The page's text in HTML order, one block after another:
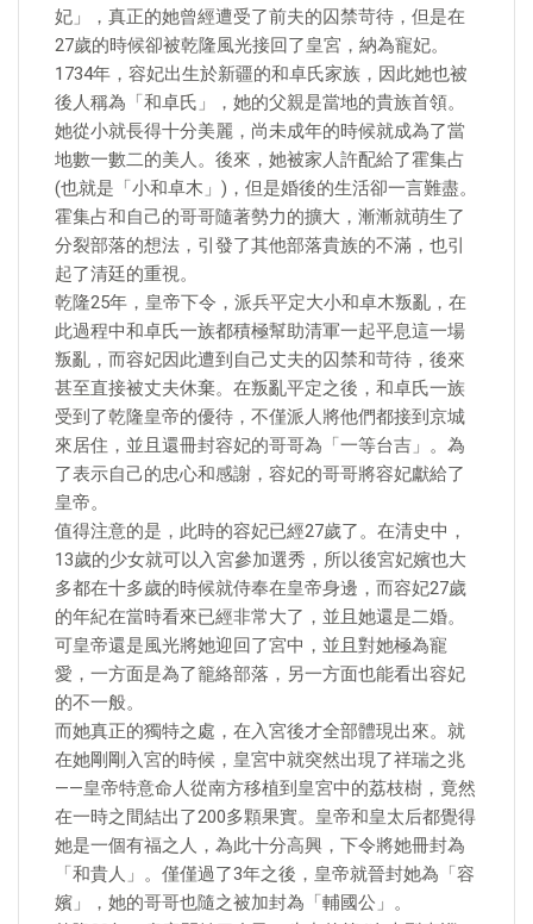
妃」，真正的她曾經遭受了前夫的囚禁苛待，但是在
27歲的時候卻被乾隆風光接回了皇宮，納為寵妃。
1734年，容妃出生於新疆的和卓氏家族，因此她也被
後人稱為「和卓氏」，她的父親是當地的貴族首領。
她從小就長得十分美麗，尚未成年的時候就成為了當
地數一數二的美人。後來，她被家人許配給了霍集占
(也就是「小和卓木」)，但是婚後的生活卻一言難盡。
霍集占和自己的哥哥隨著勢力的擴大，漸漸就萌生了
分裂部落的想法，引發了其他部落貴族的不滿，也引
起了清廷的重視。
乾隆25年，皇帝下令，派兵平定大小和卓木叛亂，在
此過程中和卓氏一族都積極幫助清軍一起平息這一場
叛亂，而容妃因此遭到自己丈夫的囚禁和苛待，後來
甚至直接被丈夫休棄。在叛亂平定之後，和卓氏一族
受到了乾隆皇帝的優待，不僅派人將他們都接到京城
來居住，並且還冊封容妃的哥哥為「一等台吉」。為
了表示自己的忠心和感謝，容妃的哥哥將容妃獻給了
皇帝。
值得注意的是，此時的容妃已經27歲了。在清史中，
13歲的少女就可以入宮參加選秀，所以後宮妃嬪也大
多都在十多歲的時候就侍奉在皇帝身邊，而容妃27歲
的年紀在當時看來已經非常大了，並且她還是二婚。
可皇帝還是風光將她迎回了宮中，並且對她極為寵
愛，一方面是為了籠絡部落，另一方面也能看出容妃
的不一般。
而她真正的獨特之處，在入宮後才全部體現出來。就
在她剛剛入宮的時候，皇宮中就突然出現了祥瑞之兆
——皇帝特意命人從南方移植到皇宮中的荔枝樹，竟然
在一時之間結出了200多顆果實。皇帝和皇太后都覺得
她是一個有福之人，為此十分高興，下令將她冊封為
「和貴人」。僅僅過了3年之後，皇帝就晉封她為「容
嬪」，她的哥哥也隨之被加封為「輔國公」。